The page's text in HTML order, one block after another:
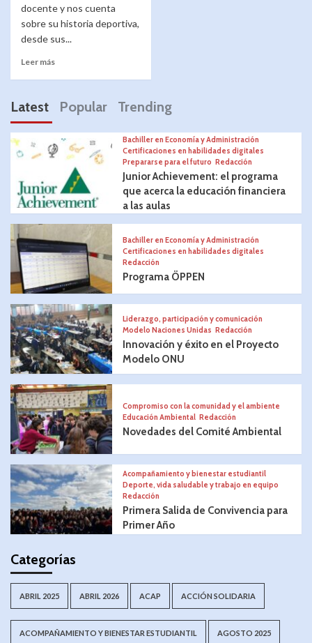
docente y nos cuenta
sobre su historia deportiva,
desde sus...
Leer más
Latest Popular Trending
Bachiller en Economía y Administración
Certificaciones en habilidades digitales
Prepararse para el futuro Redacción
Junior Achievement: el programa
que acerca la educación financiera
a las aulas
Bachiller en Economía y Administración
Certificaciones en habilidades digitales
Redacción
Programa ÖPPEN
Liderazgo, participación y comunicación
Modelo Naciones Unidas Redacción
Innovación y éxito en el Proyecto
Modelo ONU
Compromiso con la comunidad y el ambiente
Educación Ambiental Redacción
Novedades del Comité Ambiental
Acompañamiento y bienestar estudiantil
Deporte, vida saludable y trabajo en equipo
Redacción
Primera Salida de Convivencia para
Primer Año
Categorías
ABRIL 2025 ABRIL 2026 ACAP ACCIÓN SOLIDARIA
ACOMPAÑAMIENTO Y BIENESTAR ESTUDIANTIL AGOSTO 2025